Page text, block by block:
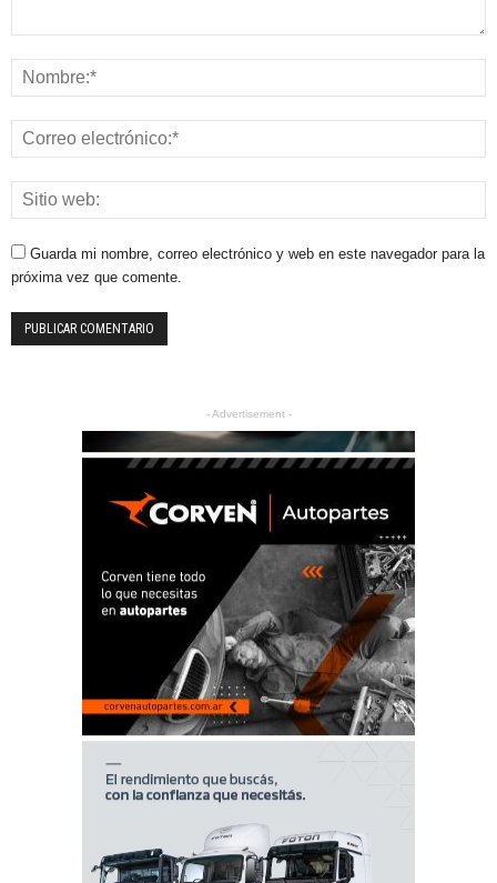
Guarda mi nombre, correo electrónico y web en este navegador para la
próxima vez que comente.
- Advertisement -